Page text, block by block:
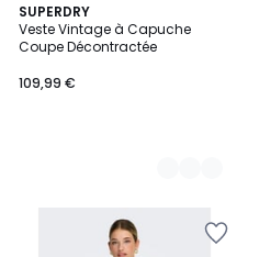
SUPERDRY
Veste Vintage à Capuche
Coupe Décontractée
109,99 €
2
Couleurs